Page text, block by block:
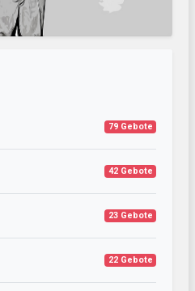
79 Gebote
42 Gebote
23 Gebote
22 Gebote